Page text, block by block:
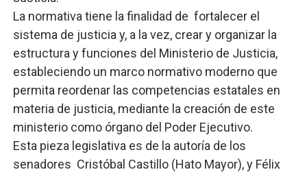
Residentes en San Juan beneficiados con jornada
El magistrado Henry Molina decidió no seguir en la
El PRM renueva su cúpula directiva: Luis Abinader
Fellito Suberví inspecciona obras en las “villas” y
Comedores Comunitarios de DASAC garantizan
UNTC inicia ofensiva para recuperar fuerza gremial
La normativa tiene la finalidad de fortalecer el
sistema de justicia y, a la vez, crear y organizar la
estructura y funciones del Ministerio de Justicia,
estableciendo un marco normativo moderno que
permita reordenar las competencias estatales en
materia de justicia, mediante la creación de este
ministerio como órgano del Poder Ejecutivo.
Esta pieza legislativa es de la autoría de los
senadores Cristóbal Castillo (Hato Mayor), y Félix